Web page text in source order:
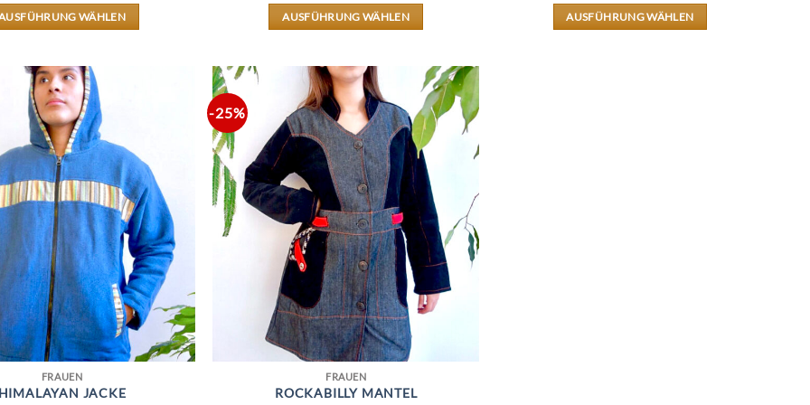
WÄHLEN
WEIST
MEHRERE
VARIANTEN
AUF.
DIE
OPTIONEN
KÖNNEN
AUF
DER
PRODUKTSEITE
GEWÄHLT
WERDEN
AUSFÜHRUNG WÄHLEN
WEIST
MEHRERE
VARIANTEN
AUF.
DIE
OPTIONEN
KÖNNEN
AUF
DER
PRODUKTSEITE
GEWÄHLT
WERDEN
WAR:
69,90 €
IST:
59,90 €.
AUSFÜHRUNG WÄHLEN
FRAUEN
JACKE
-25%
FRAUEN
ROCKABILLY MANTEL